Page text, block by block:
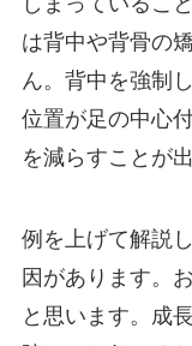
は背中や背骨の
ん。背中を強制
位置が足の中心
を減らすことが
例を上げて解説
因があります。
と思います。成